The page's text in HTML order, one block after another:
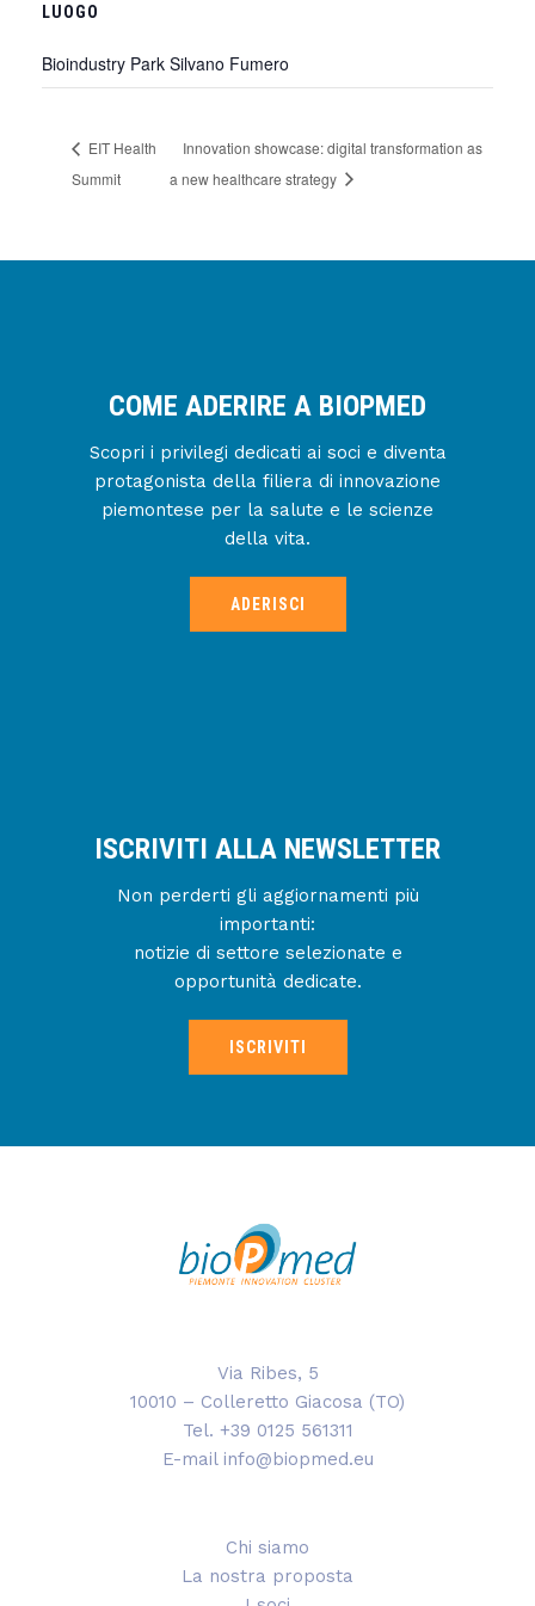
LUOGO
Bioindustry Park Silvano Fumero
EIT Health
Summit
Innovation showcase: digital transformation as
a new healthcare strategy
COME ADERIRE A BIOPMED
Scopri i privilegi dedicati ai soci e diventa
protagonista della filiera di innovazione
piemontese per la salute e le scienze
della vita.
ADERISCI
ISCRIVITI ALLA NEWSLETTER
Non perderti gli aggiornamenti più
importanti:
notizie di settore selezionate e
opportunità dedicate.
ISCRIVITI
Via Ribes, 5
10010 – Colleretto Giacosa (TO)
Tel. +39 0125 561311
E-mail info@biopmed.eu
Chi siamo
La nostra proposta